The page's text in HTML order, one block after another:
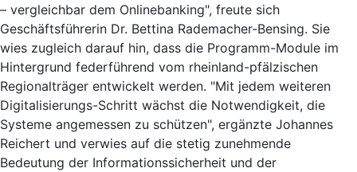
– vergleichbar dem Onlinebanking", freute sich
Geschäftsführerin Dr. Bettina Rademacher-Bensing. Sie
wies zugleich darauf hin, dass die Programm-Module im
Hintergrund federführend vom rheinland-pfälzischen
Regionalträger entwickelt werden. "Mit jedem weiteren
Digitalisierungs-Schritt wächst die Notwendigkeit, die
Systeme angemessen zu schützen", ergänzte Johannes
Reichert und verwies auf die stetig zunehmende
Bedeutung der Informationssicherheit und der